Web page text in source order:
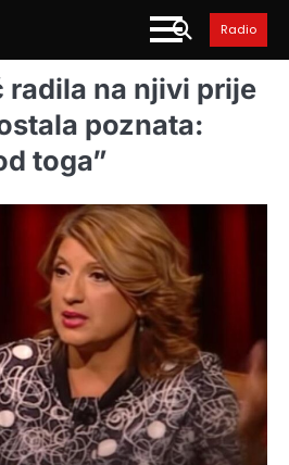
Radio
radila na njivi prije
poznata:
toga”